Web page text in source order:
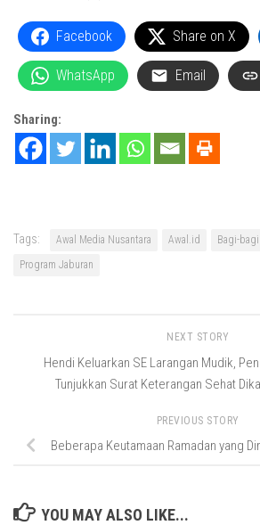
Facebook Share on X
WhatsApp Email
Sharing:
Tags: Awal Media Nusantara Awal.id Bagi-bagi
Program Jaburan
NEXT STORY
Hendi Keluarkan SE Larangan Mudik,
Tunjukkan Surat Keterangan Sehat
PREVIOUS STORY
Beberapa Keutamaan Ramadan yang
YOU MAY ALSO LIKE...